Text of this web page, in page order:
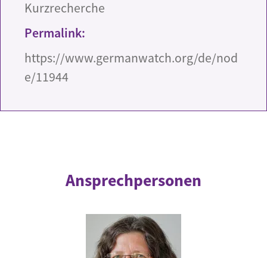
Kurzrecherche
Permalink:
https://www.germanwatch.org/de/nod
e/11944
Ansprechpersonen